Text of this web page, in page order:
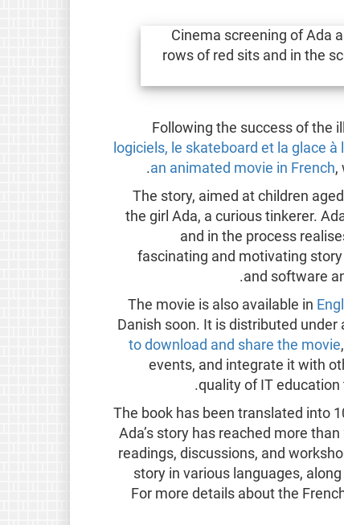
Following the success of the
logiciels, le skateboard et la glace à
an animated movie in French,
The story, aimed at children
the girl Ada, a curious tinkerer.
and in the process
fascinating and motivating
and software
The movie is also available in
Danish soon. It is distributed
to download and share the movie
events, and integrate it with
quality of IT education
The book has been translated into
Ada’s story has reached more
readings, discussions, and
story in various languages,
For more details about the